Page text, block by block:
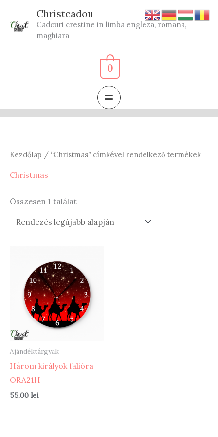
content
Christcadou
Cadouri crestine in limba engleza, romana,
maghiara
MAIN
MENU
0
Kezdőlap / “Christmas” címkével rendelkező termékek
Christmas
Összesen 1 találat
Ajándéktárgyak
Három királyok falióra
ORA21H
55.00 lei